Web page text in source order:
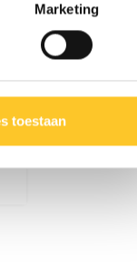
Marketing
toestaan